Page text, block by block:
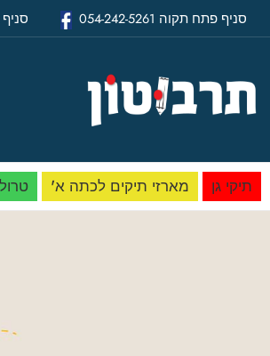
סניף פתח תקוה 054-242-5261 סניף
תיקי גן מארזי תיקים לכתה א'